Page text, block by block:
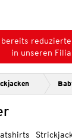
in unseren